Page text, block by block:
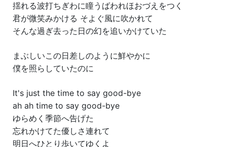
揺れる波打ちぎわに瞳うばわれほおづえをつく
君が微笑みかける そよぐ風に吹かれて
そんな過ぎ去った日の幻を追いかけていた
まぶしいこの日差しのように鮮やかに
僕を照らしていたのに
It's just the time to say good-bye
ah ah time to say good-bye
ゆらめく季節へ告げた
忘れかけてた優しさ連れて
明日へひとり歩いてゆくよ